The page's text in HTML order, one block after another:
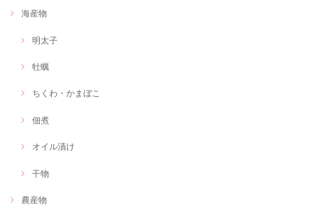
海産物
明太子
牡蠣
ちくわ・かまぼこ
佃煮
オイル漬け
干物
農産物